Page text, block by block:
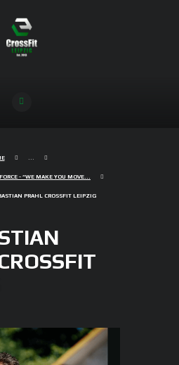
...
- “WE MAKE YOU MOVE...
PRAHL CROSSFIT LEIPZIG